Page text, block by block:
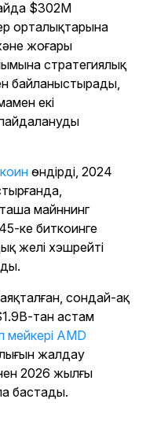
$302M
орталықтарына
жоғары
стратегиялық
байланыстырады,
екі
өндірді, 2024
майннинг
ке биткоинге
желі хэшрейті
сондай-ақ
тан астам
мейкері AMD
жалдау
2026 жылғы
бастады.